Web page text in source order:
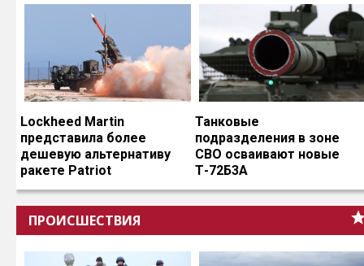
Lockheed Martin
представила более
дешевую альтернативу
ракете Patriot
Танковые
подразделения в зоне
СВО осваивают новые
Т-72Б3А
ПРОИСШЕСТВИЯ